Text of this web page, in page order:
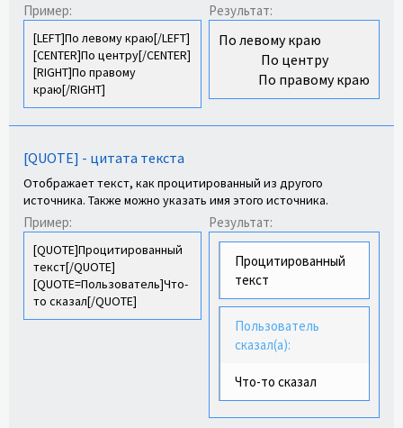
Пример:
[LEFT]По левому краю[/LEFT]
[CENTER]По центру[/CENTER]
[RIGHT]По правому
краю[/RIGHT]
Результат:
По левому краю​
По центру​
По правому краю​
[QUOTE] - цитата текста
Отображает текст, как процитированный из другого
источника. Также можно указать имя этого источника.
Пример:
[QUOTE]Процитированный
текст[/QUOTE]
[QUOTE=Пользователь]Что-
то сказал[/QUOTE]
Результат:
Процитированный
текст
Пользователь
сказал(а):
Что-то сказал